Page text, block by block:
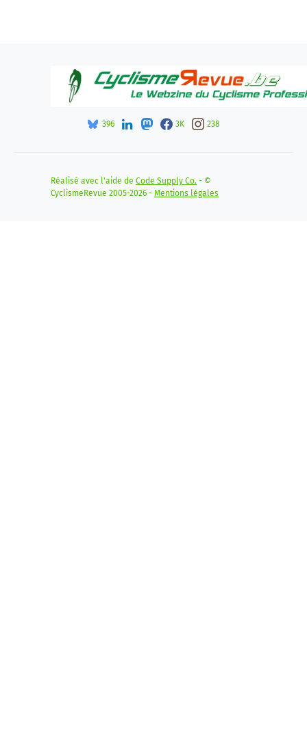
396 3K 238
Réalisé avec l'aide de Code Supply Co. - ©
CyclismeRevue 2005-2026 - Mentions légales